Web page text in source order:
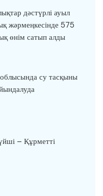
дәстүрлі ауыл
жәрмеңкесінде 575
өнім сатып алды
су тасқыны
– Құрметті